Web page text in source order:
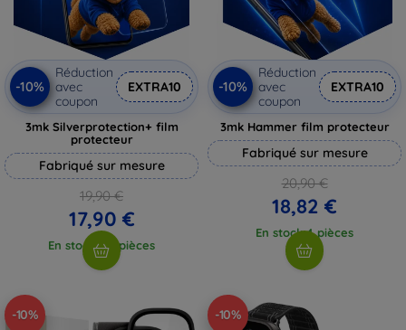
-10%
Réduction
avec
coupon
EXTRA10
3mk Silverprotection+ film
protecteur
Fabriqué sur mesure
19,90 €
17,90 €
En stock > 5 pièces
-10%
Réduction
avec
coupon
EXTRA10
3mk Hammer film protecteur
Fabriqué sur mesure
20,90 €
18,82 €
En stock 4 pièces
-10% -10%